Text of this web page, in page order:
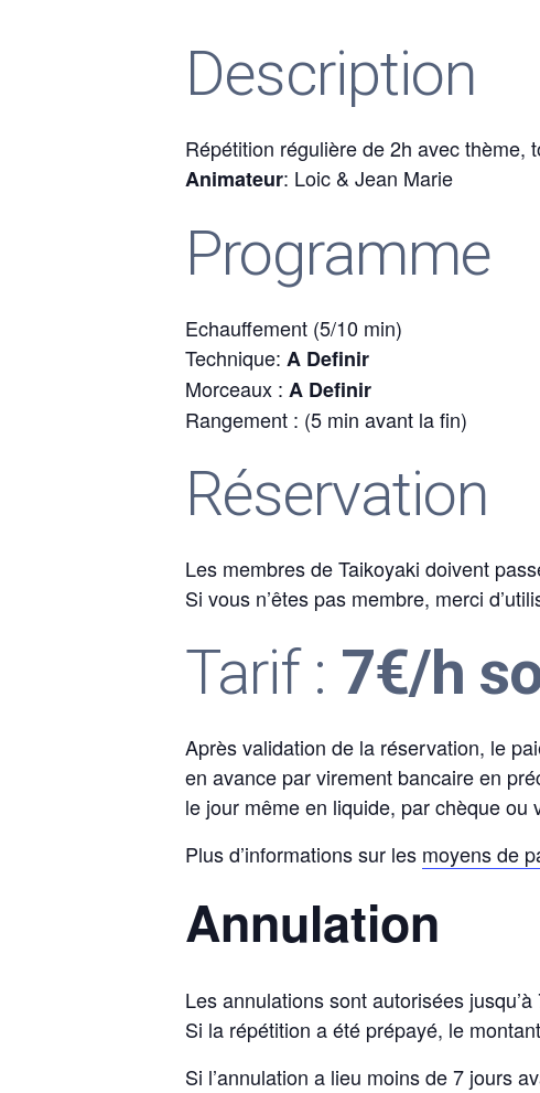
Description
Répétition régulière de 2h avec thème,
Animateur: Loic & Jean Marie
Programme
Echauffement (5/10 min)
Technique: A Definir
Morceaux : A Definir
Rangement : (5 min avant la fin)
Réservation
Les membres de Taikoyaki doivent
Si vous n’êtes pas membre, merci
Tarif : 7€/h
Après validation de la réservation, le
en avance par virement bancaire en
le jour même en liquide, par chèque ou
Plus d’informations sur les moyens de
Annulation
Les annulations sont autorisées jusqu’à
Si la répétition a été prépayé, le
Si l’annulation a lieu moins de 7 jours